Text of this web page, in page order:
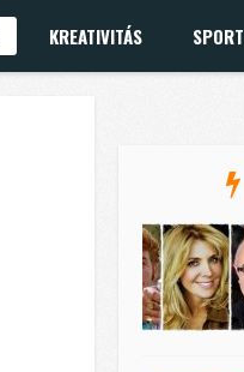
KREATIVITÁS SPORT